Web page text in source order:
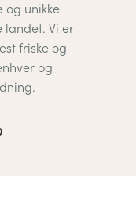
og unikke
landet. Vi er
friske og
og